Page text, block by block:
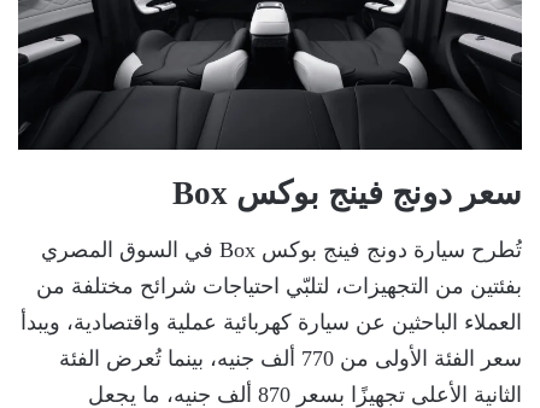
سعر دونج فينج بوكس Box
تُطرح سيارة دونج فينج بوكس Box في السوق المصري
بفئتين من التجهيزات، لتلبّي احتياجات شرائح مختلفة من
العملاء الباحثين عن سيارة كهربائية عملية واقتصادية، ويبدأ
سعر الفئة الأولى من 770 ألف جنيه، بينما تُعرض الفئة
الثانية الأعلى تجهيزًا بسعر 870 ألف جنيه، ما يجعل